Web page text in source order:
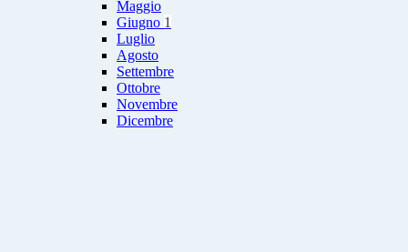
Maggio
Giugno 1
Luglio
Agosto
Settembre
Ottobre
Novembre
Dicembre